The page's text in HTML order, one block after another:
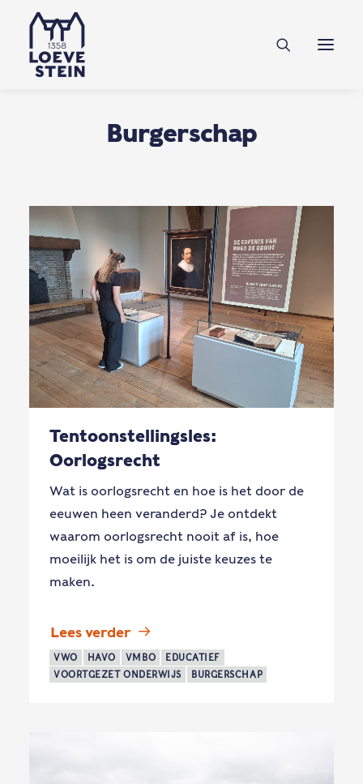
Ontdek Loevestein
Plan je bezoek
NL DE
Steun ons
Tickets
Burgerschap
Tentoonstellingsles:
Oorlogsrecht
Wat is oorlogsrecht en hoe is het door de
eeuwen heen veranderd? Je ontdekt
waarom oorlogsrecht nooit af is, hoe
moeilijk het is om de juiste keuzes te
maken.
Lees verder
VWO HAVO VMBO
EDUCATIEF
VOORTGEZET ONDERWIJS
BURGERSCHAP